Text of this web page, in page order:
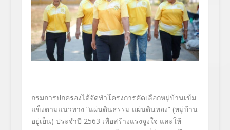
กรมการปกครองได้จัดทำโครงการคัดเลือกหมู่บ้านเข้ม
แข็งตามแนวทาง “แผ่นดินธรรม แผ่นดินทอง” (หมู่บ้าน
อยู่เย็น) ประจำปี 2563 เพื่อสร้างแรงจูงใจ และให้